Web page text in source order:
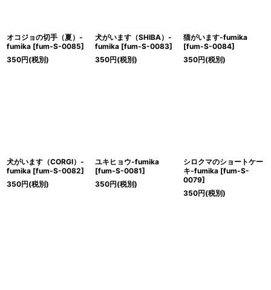
オコジョの切手（夏）-
fumika [fum-S-0085]
350円(税別)
犬がいます（SHIBA）-
fumika [fum-S-0083]
350円(税別)
猫がいます-fumika
[fum-S-0084]
350円(税別)
犬がいます（CORGI）-
fumika [fum-S-0082]
350円(税別)
ユキヒョウ-fumika
[fum-S-0081]
350円(税別)
シロクマのショートケー
キ-fumika [fum-S-
0079]
350円(税別)